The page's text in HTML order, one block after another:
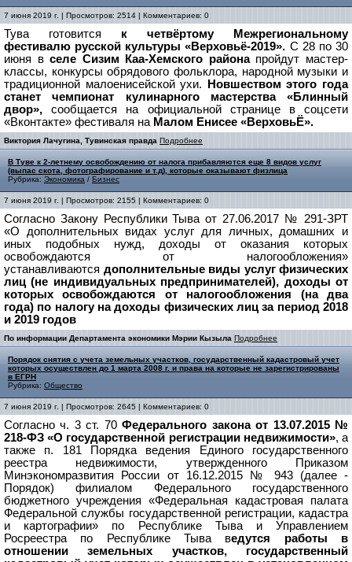
7 июня 2019 г. | Просмотров: 2514 | Комментариев: 0
Тува готовится к четвёртому Межрегиональному
фестивалю русской культуры «Верховьё-2019». С 28 по 30
июня вселе Сизим Каа-Хемского районапройдут мастер-
классы, конкурсы обрядового фольклора, народной музыки и
традиционной малоенисейской ухи.
Новшеством этого года
станет чемпионат кулинарного мастерства «Блинный
двор»,сообщается на официальной странице в соцсети
«Вконтакте» фестиваля на Малом Енисее «ВерховьЁ».
Виктория Лачугина, Тувинская правда Подробнее
В Туве к 2-летнему освобождению от налога прибавляются еще 8 видов услуг
(выпас скота, фотографирование и т.д), которые оказывают физлица
Рубрика: Экономика / Бизнес
7 июня 2019 г. | Просмотров: 2155 | Комментариев: 0
Согласно Закону Республики Тыва от 27.06.2017 № 291-ЗРТ
«О дополнительных видах услуг для личных, домашних и
иных подобных нужд, доходы от оказания которых
освобождаются от налогообложения»
устанавливаются дополнительные виды услуг физических
лиц (не индивидуальных предпринимателей), доходы от
которых освобождаются от налогообложения (на два
года) по налогу на доходы физических лиц за период 2018
и 2019 годов
По информации Департамента экономики Мэрии Кызыла Подробнее
Порядок снятия с учета земельных участков, государственный кадастровый учет
которых осуществлен до 1 марта 2008 г. и права на которые не зарегистрированы
в ЕГРН
Рубрика: Общество
7 июня 2019 г. | Просмотров: 2645 | Комментариев: 0
Согласно ч. 3 ст. 70Федерального закона от 13.07.2015 №
218-ФЗ «О государственной регистрации недвижимости», а
также п. 181 Порядка ведения Единого государственного
реестра недвижимости, утвержденного Приказом
Минэкономразвития России от 16.12.2015 № 943 (далее -
Порядок) филиалом Федерального государственного
бюджетного учреждения «Федеральная кадастровая палата
Федеральной службы государственной регистрации, кадастра
и картографии» по Республике Тыва и Управлением
Росреестра по Республике Тыва ведутся работы в
отношении земельных участков, государственный